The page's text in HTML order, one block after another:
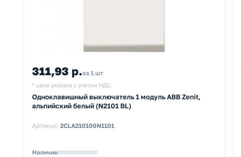
311,93 р.за 1 шт
* цена указана с учетом НДС.
Одноклавишный выключатель 1 модуль ABB Zenit,
альпийский белый (N2101 BL)
Артикул: 2CLA210100N1101
Наличие